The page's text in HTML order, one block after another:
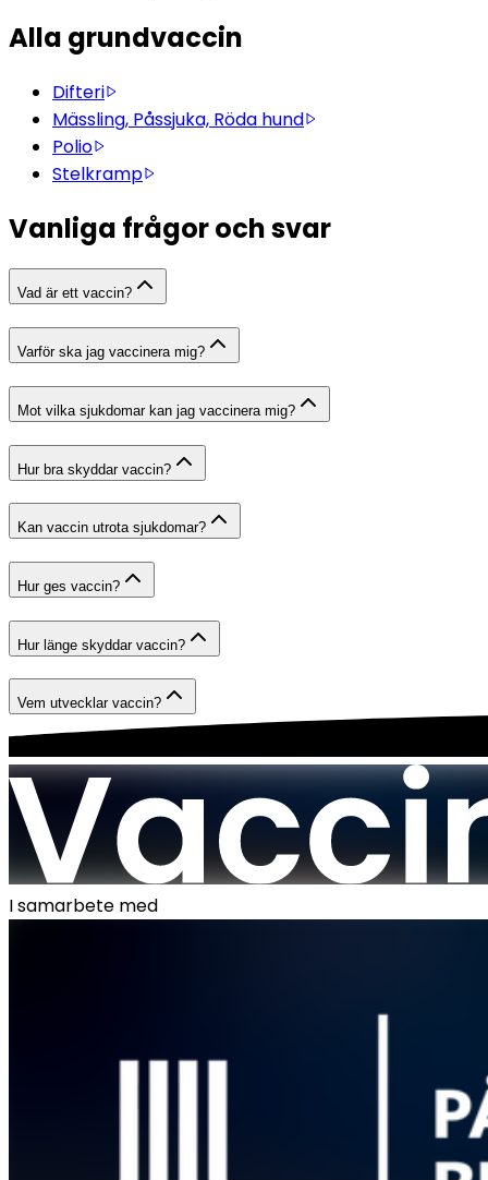
Alla grundvaccin
Difteri
Mässling, Påssjuka, Röda hund
Polio
Stelkramp
Vanliga frågor och svar
Vad är ett vaccin?
Varför ska jag vaccinera mig?
Mot vilka sjukdomar kan jag vaccinera mig?
Hur bra skyddar vaccin?
Kan vaccin utrota sjukdomar?
Hur ges vaccin?
Hur länge skyddar vaccin?
Vem utvecklar vaccin?
I samarbete med